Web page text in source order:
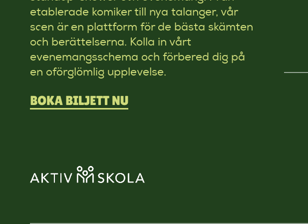
Berggren och Kirsty
Armstrong.
etablerade komiker till nya talanger, vår
scen är en plattform för de bästa skämten
och berättelserna. Kolla in vårt
evenemangsschema och förbered dig på
en oförglömlig upplevelse.
BOKA BILJETT NU